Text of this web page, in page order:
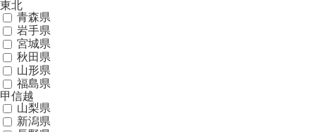
東北
青森県
岩手県
宮城県
秋田県
山形県
福島県
甲信越
山梨県
新潟県